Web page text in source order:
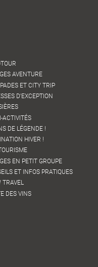
AVENTURE
ET CITY TRIP
D'EXCEPTION
ACTIVITÉS
DE LÉGENDE !
HIVER !
EN PETIT GROUPE
ET INFOS PRATIQUES
TRAVEL
DES VINS